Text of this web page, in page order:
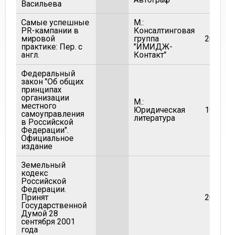
Васильева
Самые успешные
PR-кампании в
мировой
практике: Пер. с
англ.
М.:
Консалтинговая
группа
"ИМИДЖ-
Контакт"
2002
Федеральный
закон "Об общих
принципах
организации
местного
самоуправления
в Российской
Федерации".
Официальное
издание
М.:
Юридическая
литература
1995
Земельный
кодекс
Российской
Федерации.
Принят
Государственной
Думой 28
сентября 2001
года
2001